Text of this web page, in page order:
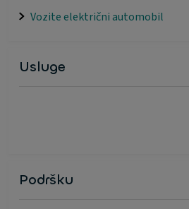
Vozite električni automobil
Usluge
Podršku